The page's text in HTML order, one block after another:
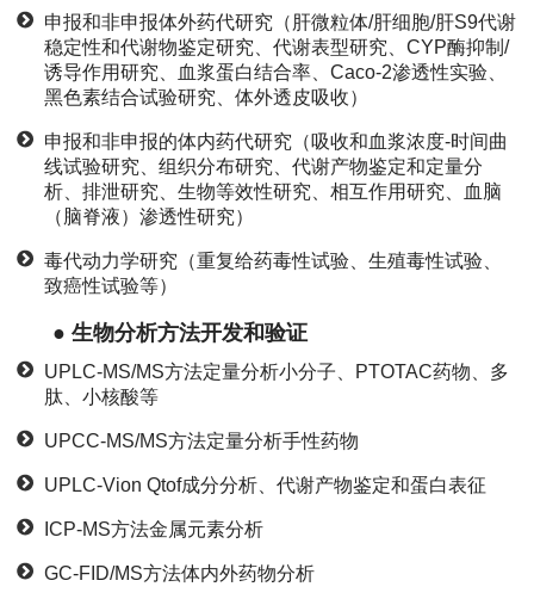
申报和非申报体外药代研究（肝微粒体/肝细胞/肝S9代谢
稳定性和代谢物鉴定研究、代谢表型研究、CYP酶抑制/
诱导作用研究、血浆蛋白结合率、Caco-2渗透性实验、
黑色素结合试验研究、体外透皮吸收）
申报和非申报的体内药代研究（吸收和血浆浓度-时间曲
线试验研究、组织分布研究、代谢产物鉴定和定量分
析、排泄研究、生物等效性研究、相互作用研究、血脑
（脑脊液）渗透性研究）
毒代动力学研究（重复给药毒性试验、生殖毒性试验、
致癌性试验等）
● 生物分析方法开发和验证
UPLC-MS/MS方法定量分析小分子、PTOTAC药物、多
肽、小核酸等
UPCC-MS/MS方法定量分析手性药物
UPLC-Vion Qtof成分分析、代谢产物鉴定和蛋白表征
ICP-MS方法金属元素分析
GC-FID/MS方法体内外药物分析